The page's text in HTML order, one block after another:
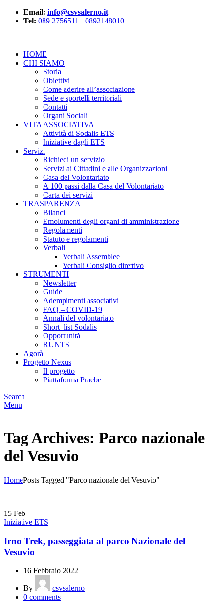
Email: info@csvsalerno.it
Tel: 089 2756511 - 0892148010
HOME
CHI SIAMO
Storia
Obiettivi
Come aderire all’associazione
Sede e sportelli territoriali
Contatti
Organi Sociali
VITA ASSOCIATIVA
Attività di Sodalis ETS
Iniziative dagli ETS
Servizi
Richiedi un servizio
Servizi ai Cittadini e alle Organizzazioni
Casa del Volontariato
A 100 passi dalla Casa del Volontariato
Carta dei servizi
TRASPARENZA
Bilanci
Emolumenti degli organi di amministrazione
Regolamenti
Statuto e regolamenti
Verbali
Verbali Assemblee
Verbali Consiglio direttivo
STRUMENTI
Newsletter
Guide
Adempimenti associativi
FAQ – COVID-19
Annali del volontariato
Short–list Sodalis
Opportunità
RUNTS
Agorà
Progetto Nexus
Il progetto
Piattaforma Praebe
Search
Menu
Tag Archives: Parco nazionale
del Vesuvio
HomePosts Tagged "Parco nazionale del Vesuvio"
15 Feb
Iniziative ETS
Irno Trek, passeggiata al parco Nazionale del
Vesuvio
16 Febbraio 2022
By
csvsalerno
0 comments